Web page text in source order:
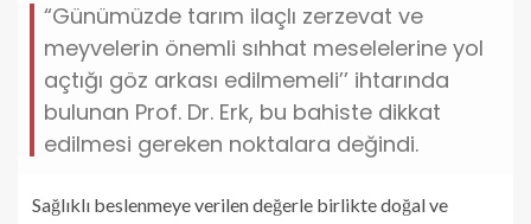
“Günümüzde tarım ilaçlı zerzevat ve
meyvelerin önemli sıhhat meselelerine yol
açtığı göz arkası edilmemeli’’ ihtarında
bulunan Prof. Dr. Erk, bu bahiste dikkat
edilmesi gereken noktalara değindi.
Sağlıklı beslenmeye verilen değerle birlikte doğal ve